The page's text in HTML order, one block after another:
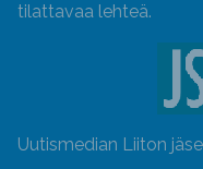
tilattavaa lehteä.
Uutismedian Liiton